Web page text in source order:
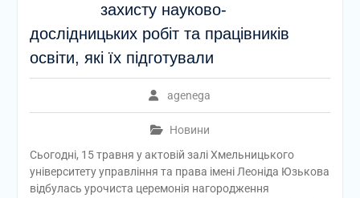
захисту науково-
дослідницьких робіт та працівників
освіти, які їх підготували
agenega
Новини
Сьогодні, 15 травня у актовій залі Хмельницького
університету управління та права імені Леоніда Юзькова
відбулась урочиста церемонія нагородження